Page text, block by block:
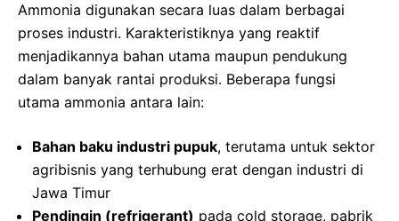
Ammonia digunakan secara luas dalam berbagai
proses industri. Karakteristiknya yang reaktif
menjadikannya bahan utama maupun pendukung
dalam banyak rantai produksi. Beberapa fungsi
utama ammonia antara lain:
Bahan baku industri pupuk, terutama untuk sektor
agribisnis yang terhubung erat dengan industri di
Jawa Timur
Pendingin (refrigerant) pada cold storage, pabrik